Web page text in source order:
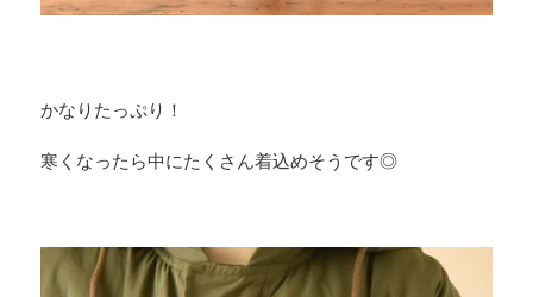
かなりたっぷり！
寒くなったら中にたくさん着込めそうです◎